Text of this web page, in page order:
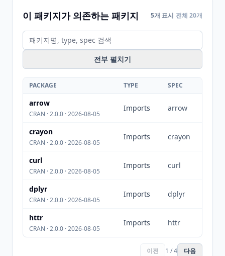
이 패키지가 의존하는 패키지 5개 표시 전체 20개
전부 펼치기
PACKAGE TYPE SPEC
arrow
CRAN · 2.0.0 · 2026-08-05
Imports arrow
crayon
CRAN · 2.0.0 · 2026-08-05
Imports crayon
curl
CRAN · 2.0.0 · 2026-08-05
Imports curl
dplyr
CRAN · 2.0.0 · 2026-08-05
Imports dplyr
httr
CRAN · 2.0.0 · 2026-08-05
Imports httr
이전 1 / 4 다음